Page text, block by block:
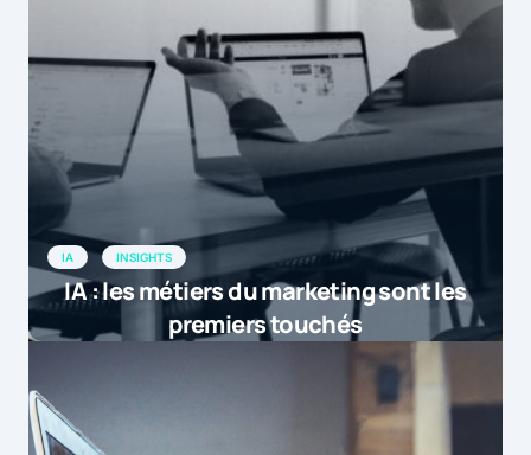
IA INSIGHTS
IA : les métiers du marketing sont les
premiers touchés